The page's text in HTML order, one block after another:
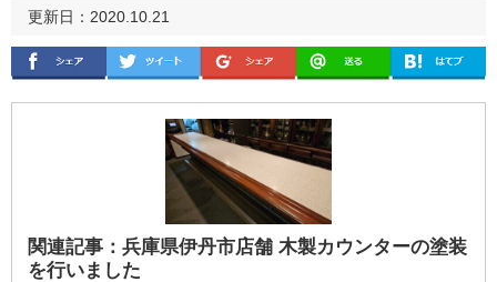
更新日：2020.10.21
関連記事： 兵庫県伊丹市店舗 木製カウンターの塗装
を行いました